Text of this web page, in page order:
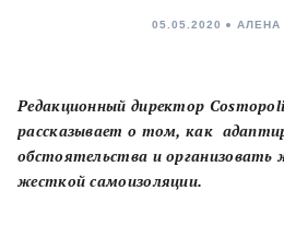
05.05.2020 АЛЕНА
Редакционный директор
рассказывает о том, как
обстоятельства и организовать
жесткой самоизоляции.